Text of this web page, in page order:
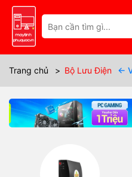
Trang chủ > Bộ Lưu Điện ←